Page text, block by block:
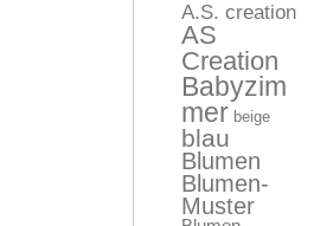
A.S. creation
AS
Creation
Babyzim
mer beige
blau
Blumen
Blumen-
Muster